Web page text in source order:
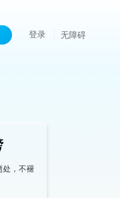
登录 无障碍
处，不褪